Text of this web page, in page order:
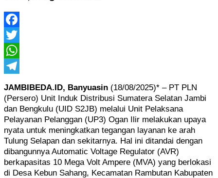
Facebook
Twitter
WhatsApp
JAMBIBEDA.ID, Banyuasin (18/08/2025)* – PT PLN
(Persero) Unit Induk Distribusi Sumatera Selatan Jambi
dan Bengkulu (UID S2JB) melalui Unit Pelaksana
Pelayanan Pelanggan (UP3) Ogan Ilir melakukan upaya
nyata untuk meningkatkan tegangan layanan ke arah
Tulung Selapan dan sekitarnya. Hal ini ditandai dengan
dibangunnya Automatic Voltage Regulator (AVR)
berkapasitas 10 Mega Volt Ampere (MVA) yang berlokasi
di Desa Kebun Sahang, Kecamatan Rambutan Kabupaten